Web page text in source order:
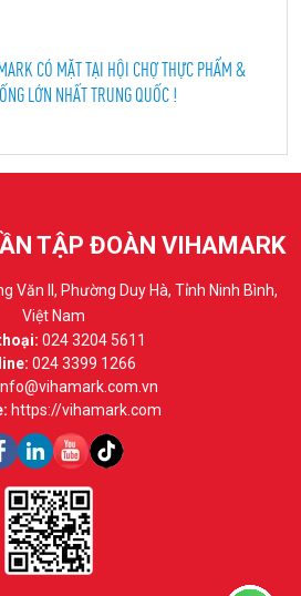
CÓ MẶT TẠI HỘI CHỢ THỰC PHẨM &
LỚN NHẤT TRUNG QUỐC !
TẬP ĐOÀN VIHAMARK
Văn II, Phường Duy Hà, Tỉnh Ninh Bình,
Việt Nam
024 3204 5611
024 3399 1266
https://vihamark.com